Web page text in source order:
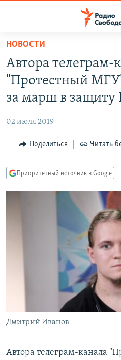
упрощенного
доступа
Вернуться
основному
Вернутся
Вернутся
ПОДКАСТЫ
АВТОРСКИЕ ПРОЕКТЫ
МНЕНИЯ
КУЛЬТУРА
КАВКАЗ.РЕАЛИИ
РАСПИСАНИЕ ВЕЩАНИЯ
ПОДПИШИТЕСЬ НА
Все сайты РСЕ/РС
НОВОСТИ
Автора телеграм-
"Протестный
за марш в защиту
02 июля 2019
Поделиться Читать
Приоритетный источник в Google
Дмитрий Иванов
Автора телеграм-канала